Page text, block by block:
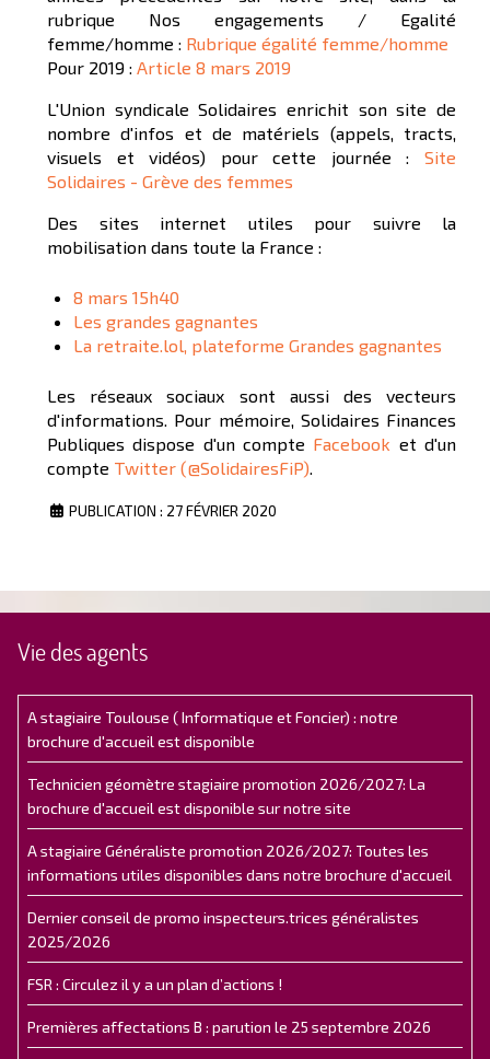
rubrique Nos engagements / Egalité
femme/homme : Rubrique égalité femme/homme
Pour 2019 : Article 8 mars 2019
L'Union syndicale Solidaires enrichit son site de
nombre d'infos et de matériels (appels, tracts,
visuels et vidéos) pour cette journée : Site
Solidaires - Grève des femmes
Des sites internet utiles pour suivre la
mobilisation dans toute la France :
8 mars 15h40
Les grandes gagnantes
La retraite.lol, plateforme Grandes gagnantes
Les réseaux sociaux sont aussi des vecteurs
d'informations. Pour mémoire, Solidaires Finances
Publiques dispose d'un compte Facebook et d'un
compte Twitter (@SolidairesFiP).
PUBLICATION : 27 FÉVRIER 2020
Vie des agents
A stagiaire Toulouse ( Informatique et Foncier) : notre
brochure d'accueil est disponible
Technicien géomètre stagiaire promotion 2026/2027: La
brochure d'accueil est disponible sur notre site
A stagiaire Généraliste promotion 2026/2027: Toutes les
informations utiles disponibles dans notre brochure d'accueil
Dernier conseil de promo inspecteurs.trices généralistes
2025/2026
FSR : Circulez il y a un plan d’actions !
Premières affectations B : parution le 25 septembre 2026